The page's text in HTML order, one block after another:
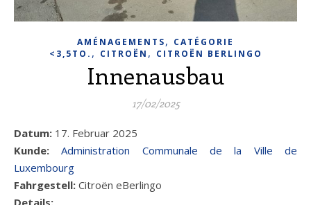
AMÉNAGEMENTS, CATÉGORIE
<3,5TO. , CITROËN , CITROËN BERLINGO
Innenausbau
17/02/2025
Datum: 17. Februar 2025
Kunde:Administration Communale de la Ville de
Luxembourg
Fahrgestell: Citroën eBerlingo
Details: